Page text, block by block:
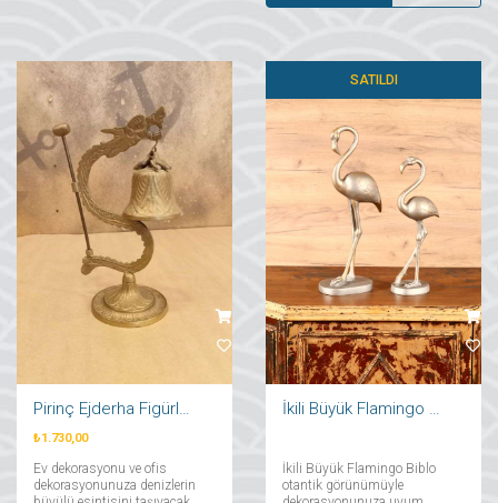
Pirinç Ejderha Figürlü Tokmaklı Çan
₺1.730,00
Ev dekorasyonu ve ofis
dekorasyonunuza denizlerin
SATILDI
İkili Büyük Flamingo Biblo
İkili Büyük Flamingo Biblo
otantik görünümüyle